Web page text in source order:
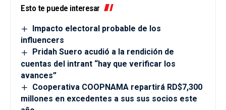
Esto te puede interesar
Impacto electoral probable de los
influencers
Pridah Suero acudió a la rendición de
cuentas del intrant “hay que verificar los
avances”
Cooperativa COOPNAMA repartirá RD$7,300
millones en excedentes a sus sus socios este